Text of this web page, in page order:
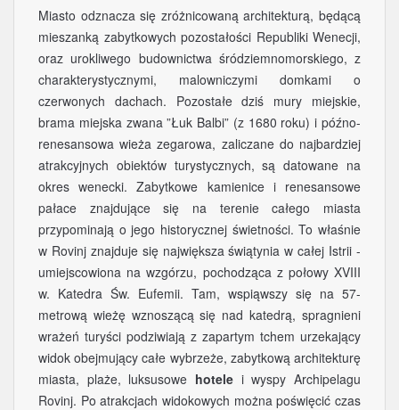
Miasto odznacza się zróżnicowaną architekturą, będącą
mieszanką zabytkowych pozostałości Republiki Wenecji,
oraz urokliwego budownictwa śródziemnomorskiego, z
charakterystycznymi, malowniczymi domkami o
czerwonych dachach. Pozostałe dziś mury miejskie,
brama miejska zwana ”Łuk Balbi” (z 1680 roku) i późno-
renesansowa wieża zegarowa, zaliczane do najbardziej
atrakcyjnych obiektów turystycznych, są datowane na
okres wenecki. Zabytkowe kamienice i renesansowe
pałace znajdujące się na terenie całego miasta
przypominają o jego historycznej świetności. To właśnie
w Rovinj znajduje się największa świątynia w całej Istrii -
umiejscowiona na wzgórzu, pochodząca z połowy XVIII
w. Katedra Św. Eufemii. Tam, wspiąwszy się na 57-
metrową wieżę wznoszącą się nad katedrą, spragnieni
wrażeń turyści podziwiają z zapartym tchem urzekający
widok obejmujący całe wybrzeże, zabytkową architekturę
miasta, plaże, luksusowe hotele i wyspy Archipelagu
Rovinj. Po atrakcjach widokowych można poświęcić czas